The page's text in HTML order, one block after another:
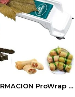
TRANSFORMACION ProWrap Üzüm Lahava Sarma Dolma Sushi Sarma Makinesi